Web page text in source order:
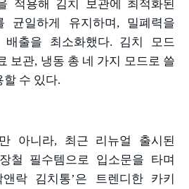
적용해 김치 보관에 최적화된
균일하게 유지하며 , 밀폐력을
출을 최소화했다. 김치 모드
보관, 냉동 총 네 가지 모드로 쓸
할 수 있다.
아니라, 최근 리뉴얼 출시된
철 필수템으로 입소문을 타며
앤락 김치통’은 트렌디한 카키